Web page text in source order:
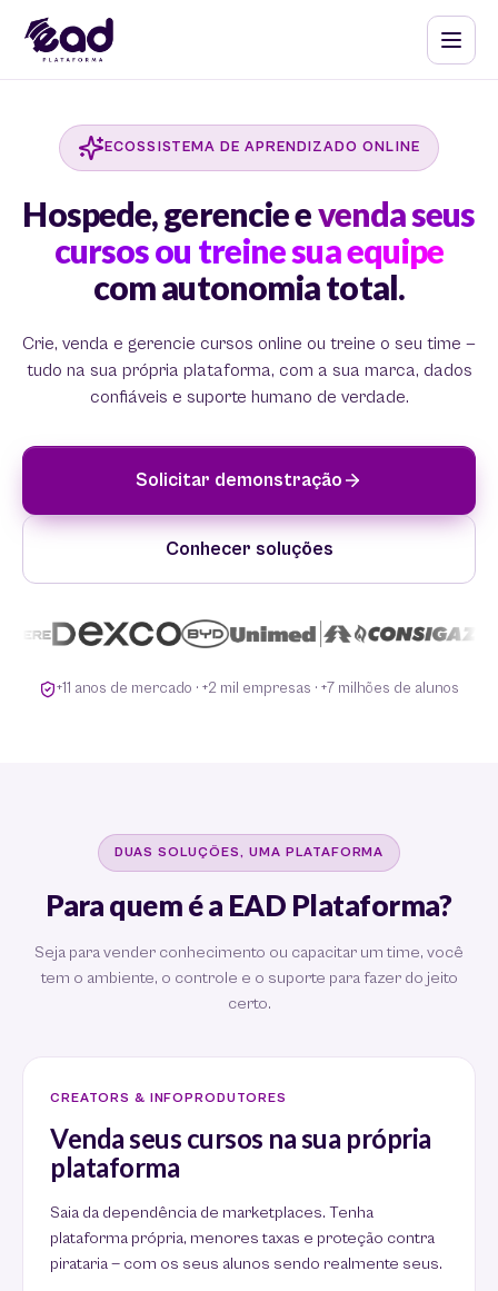
ECOSSISTEMA DE APRENDIZADO ONLINE
Hospede, gerencie evenda seus
cursos ou treine sua equipe
com autonomia total.
Crie, venda e gerencie cursos online ou treine o seu time —
tudo na sua própria plataforma, com a sua marca, dados
confiáveis e suporte humano de verdade.
Solicitar demonstração
Conhecer soluções
+11 anos de mercado · +2 mil empresas · +7 milhões de alunos
DUAS SOLUÇÕES, UMA PLATAFORMA
Para quem é a EAD Plataforma?
Seja para vender conhecimento ou capacitar um time, você
tem o ambiente, o controle e o suporte para fazer do jeito
certo.
CREATORS & INFOPRODUTORES
Venda seus cursos na sua própria
plataforma
Saia da dependência de marketplaces. Tenha
plataforma própria, menores taxas e proteção contra
pirataria — com os seus alunos sendo realmente seus.